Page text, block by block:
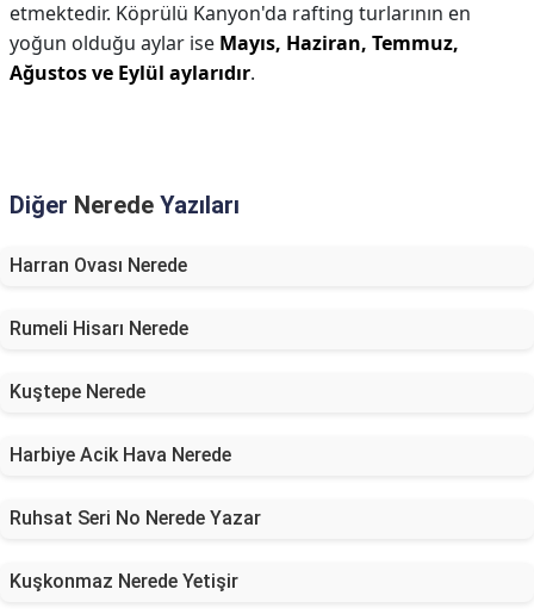
etmektedir. Köprülü Kanyon'da rafting turlarının en
yoğun olduğu aylar ise Mayıs, Haziran, Temmuz,
Ağustos ve Eylül aylarıdır.
Diğer Nerede Yazıları
Harran Ovası Nerede
Rumeli Hisarı Nerede
Kuştepe Nerede
Harbiye Acik Hava Nerede
Ruhsat Seri No Nerede Yazar
Kuşkonmaz Nerede Yetişir